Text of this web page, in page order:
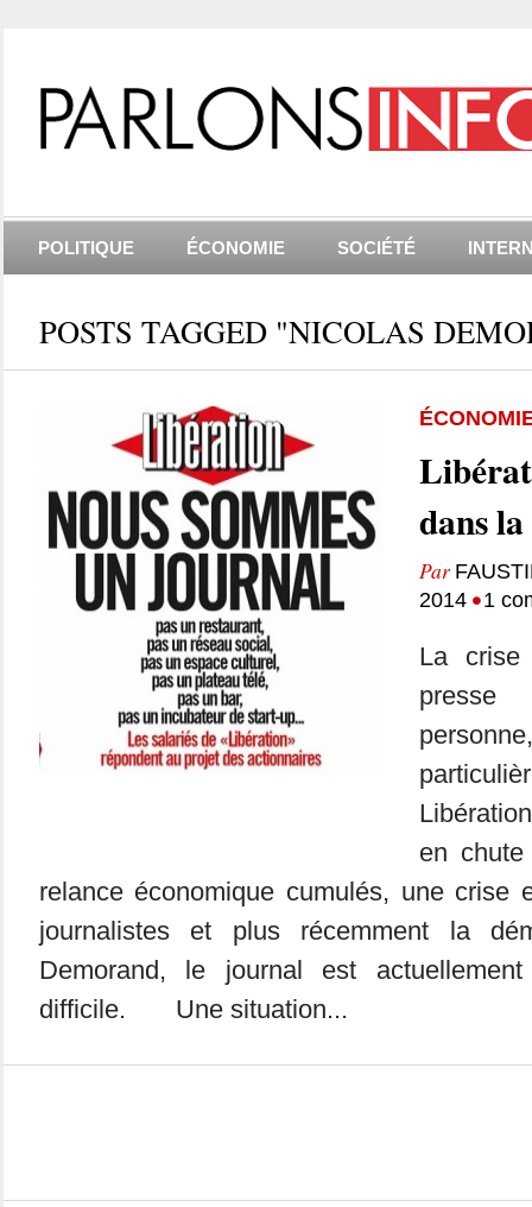
POLITIQUE ÉCONOMIE SOCIÉTÉ
POSTS TAGGED "NICOLAS
dans
Par
2014 •1
La crise
presse
en
relance économique cumulés, une crise
journalistes et plus récemment la
Demorand, le journal est
difficile. Une situation...